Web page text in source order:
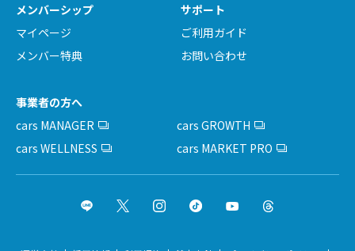
メンバーシップ
マイページ
メンバー特典
サポート
ご利用ガイド
お問い合わせ
事業者の方へ
cars MANAGER
cars GROWTH
cars WELLNESS
cars MARKET PRO